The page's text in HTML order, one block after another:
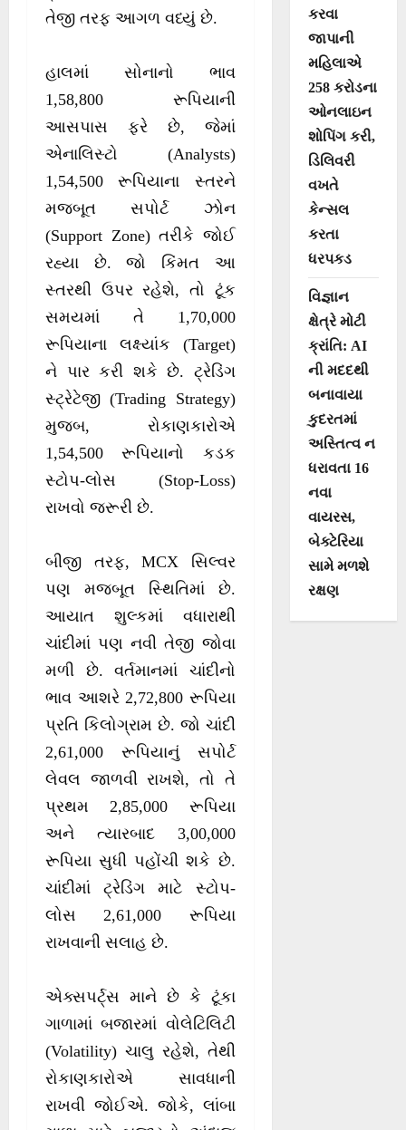
તેજી તરફ આગળ વધ્યું છે.
હાલમાં સોનાનો ભાવ
1,58,800 રૂપિયાની
આસપાસ ફરે છે, જેમાં
એનાલિસ્ટો (Analysts)
1,54,500 રૂપિયાના સ્તરને
મજબૂત સપોર્ટ ઝોન
(Support Zone) તરીકે જોઈ
રહ્યા છે. જો કિંમત આ
સ્તરથી ઉપર રહેશે, તો ટૂંક
સમયમાં તે 1,70,000
રૂપિયાના લક્ષ્યાંક (Target)
ને પાર કરી શકે છે. ટ્રેડિંગ
સ્ટ્રેટેજી (Trading Strategy)
મુજબ, રોકાણકારોએ
1,54,500 રૂપિયાનો કડક
સ્ટોપ-લોસ (Stop-Loss)
રાખવો જરૂરી છે.
બીજી તરફ, MCX સિલ્વર
પણ મજબૂત સ્થિતિમાં છે.
આયાત શુલ્કમાં વધારાથી
ચાંદીમાં પણ નવી તેજી જોવા
મળી છે. વર્તમાનમાં ચાંદીનો
ભાવ આશરે 2,72,800 રૂપિયા
પ્રતિ કિલોગ્રામ છે. જો ચાંદી
2,61,000 રૂપિયાનું સપોર્ટ
લેવલ જાળવી રાખશે, તો તે
પ્રથમ 2,85,000 રૂપિયા
અને ત્યારબાદ 3,00,000
રૂપિયા સુધી પહોંચી શકે છે.
ચાંદીમાં ટ્રેડિંગ માટે સ્ટોપ-
લોસ 2,61,000 રૂપિયા
રાખવાની સલાહ છે.
એક્સપર્ટ્સ માને છે કે ટૂંકા
ગાળામાં બજારમાં વોલેટિલિટી
(Volatility) ચાલુ રહેશે, તેથી
રોકાણકારોએ સાવધાની
રાખવી જોઈએ. જોકે, લાંબા
કરવા
જાપાની
મહિલાએ
258 કરોડના
ઓનલાઇન
શોપિંગ કરી,
ડિલિવરી
વખતે
કેન્સલ
કરતા
ધરપકડ
વિજ્ઞાન
ક્ષેત્રે મોટી
ક્રાંતિ: AI
ની મદદથી
બનાવાયા
કુદરતમાં
અસ્તિત્વ ન
ધરાવતા 16
નવા
વાયરસ,
બેક્ટેરિયા
સામે મળશે
રક્ષણ